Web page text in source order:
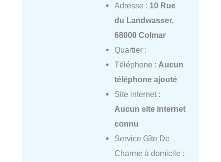
Adresse : 10 Rue
du Landwasser,
68000 Colmar
Quartier :
Téléphone : Aucun
téléphone ajouté
Site internet :
Aucun site internet
connu
Service Gîte De
Charme à domicile :